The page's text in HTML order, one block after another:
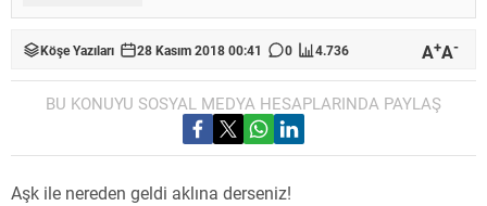
Köşe Yazıları 28 Kasım 2018 00:41 0 4.736 A+A-
BU KONUYU SOSYAL MEDYA HESAPLARINDA PAYLAŞ
Aşk ile nereden geldi aklına derseniz!